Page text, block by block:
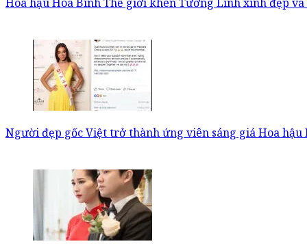
Người đẹp gốc Việt trở thành ứng viên sáng giá Hoa hậu